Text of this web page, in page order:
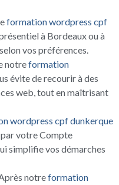
formation wordpress cpf
à Bordeaux ou à
vos préférences.
notreformation
évite de recourir à des
web, tout en maîtrisant
wordpress cpf dunkerque
votre Compte
simplifie vos démarches
notreformation